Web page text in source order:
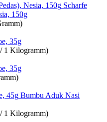
Scharfe
150g
35g
1 Kilogramm)
35g
Bumbu Aduk Nasi
1 Kilogramm)